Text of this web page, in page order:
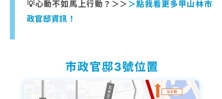
💡心動不如馬上行動？＞＞ ＞點我看更多甲山林市
政官邸資訊！